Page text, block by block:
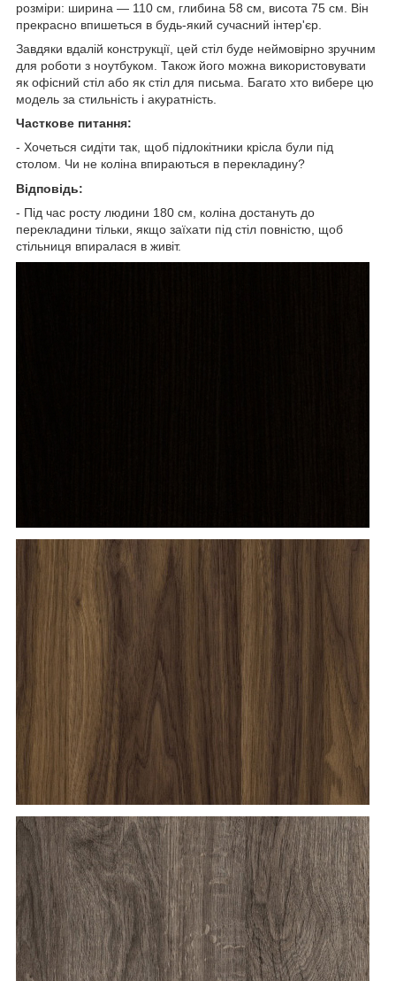
розміри: ширина — 110 см, глибина 58 см, висота 75 см. Він
прекрасно впишеться в будь-який сучасний інтер'єр.
Завдяки вдалій конструкції, цей стіл буде неймовірно зручним
для роботи з ноутбуком. Також його можна використовувати
як офісний стіл або як стіл для письма. Багато хто вибере цю
модель за стильність і акуратність.
Часткове питання:
- Хочеться сидіти так, щоб підлокітники крісла були під
столом. Чи не коліна впираються в перекладину?
Відповідь:
- Під час росту людини 180 см, коліна достануть до
перекладини тільки, якщо заїхати під стіл повністю, щоб
стільниця впиралася в живіт.